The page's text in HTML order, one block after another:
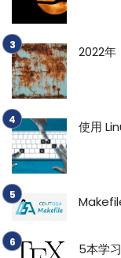
2022年
使用
5本学